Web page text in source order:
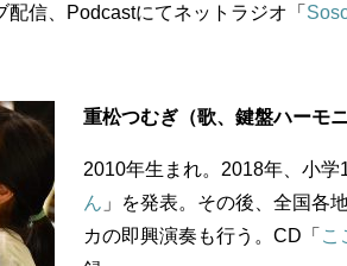
配信、Podcastにてネットラジオ「
重松つむぎ（歌、鍵盤ハーモニ
2010年生まれ。2018年、小学
ん 」を発表。その後、全国各
カの即興演奏も行う。CD「 こ